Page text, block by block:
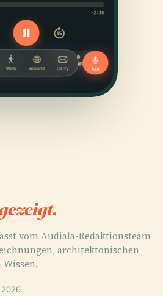
vom Audiala-Redaktionsteam
architektonischen